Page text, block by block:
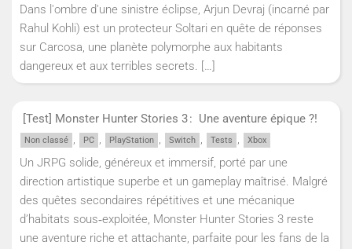
Dans l'ombre d'une sinistre éclipse, Arjun Devraj (incarné par
Rahul Kohli) est un protecteur Soltari en quête de réponses
sur Carcosa, une planète polymorphe aux habitants
dangereux et aux terribles secrets. […]
[Test] Monster Hunter Stories 3 : Une aventure épique ?!
Non classé , PC , PlayStation , Switch , Tests , Xbox
Un JRPG solide, généreux et immersif, porté par une
direction artistique superbe et un gameplay maîtrisé. Malgré
des quêtes secondaires répétitives et une mécanique
d’habitats sous‑exploitée, Monster Hunter Stories 3 reste
une aventure riche et attachante, parfaite pour les fans de la